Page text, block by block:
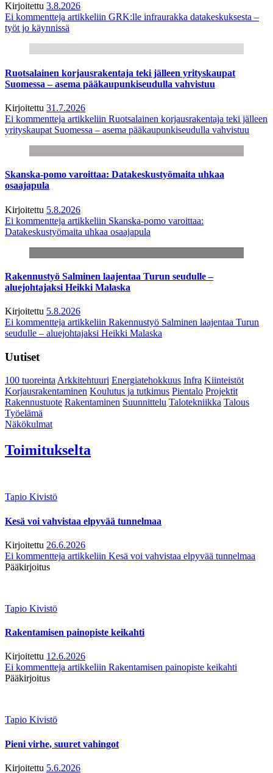
Kirjoitettu 3.8.2026
Ei kommentteja artikkeliin GRK:lle infraurakka datakeskuksesta –
työt jo käynnissä
Ruotsalainen korjausrakentaja teki jälleen yrityskaupat
Suomessa – asema pääkaupunkiseudulla vahvistuu
Kirjoitettu 31.7.2026
Ei kommentteja artikkeliin Ruotsalainen korjausrakentaja teki jälleen
yrityskaupat Suomessa – asema pääkaupunkiseudulla vahvistuu
Skanska-pomo varoittaa: Datakeskustyömaita uhkaa
osaajapula
Kirjoitettu 5.8.2026
Ei kommentteja artikkeliin Skanska-pomo varoittaa:
Datakeskustyömaita uhkaa osaajapula
Rakennustyö Salminen laajentaa Turun seudulle –
aluejohtajaksi Heikki Malaska
Kirjoitettu 5.8.2026
Ei kommentteja artikkeliin Rakennustyö Salminen laajentaa Turun
seudulle – aluejohtajaksi Heikki Malaska
Uutiset
100 tuoreintaArkkitehtuuri Energiatehokkuus Infra Kiinteistöt
Korjausrakentaminen Koulutus ja tutkimus Pientalo Projektit
Rakennustuote Rakentaminen Suunnittelu Talotekniikka Talous
Työelämä
Näkökulmat
Toimitukselta
Tapio Kivistö
Kesä voi vahvistaa elpyvää tunnelmaa
Kirjoitettu 26.6.2026
Ei kommentteja artikkeliin Kesä voi vahvistaa elpyvää tunnelmaa
Pääkirjoitus
Tapio Kivistö
Rakentamisen painopiste keikahti
Kirjoitettu 12.6.2026
Ei kommentteja artikkeliin Rakentamisen painopiste keikahti
Pääkirjoitus
Tapio Kivistö
Pieni virhe, suuret vahingot
Kirjoitettu 5.6.2026